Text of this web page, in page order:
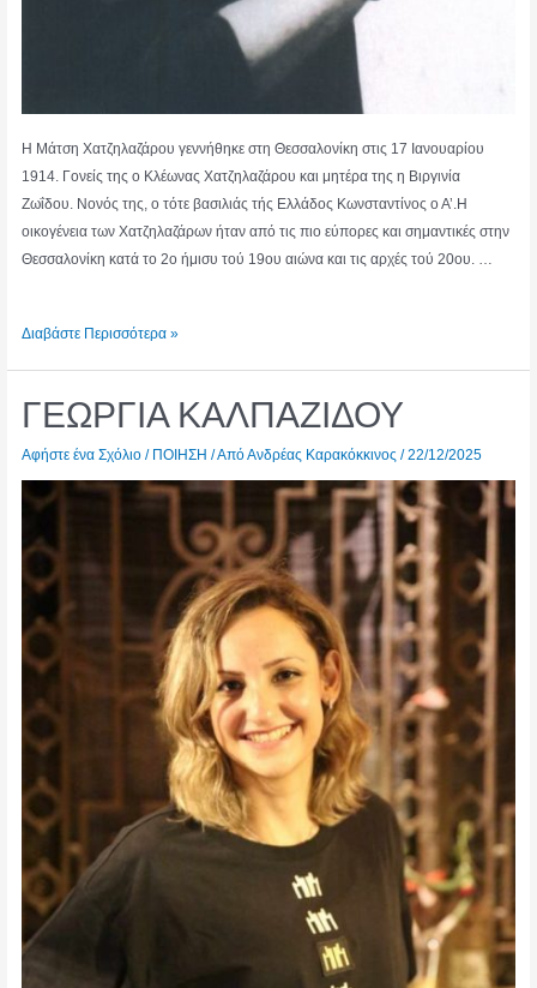
Η Μάτση Χατζηλαζάρου γεννήθηκε στη Θεσσαλονίκη στις 17 Ιανουαρίου
1914. Γονείς της ο Κλέωνας Χατζηλαζάρου και μητέρα της η Βιργινία
Ζωΐδου. Νονός της, ο τότε βασιλιάς τής Ελλάδος Κωνσταντίνος ο Α’.Η
οικογένεια των Χατζηλαζάρων ήταν από τις πιο εύπορες και σημαντικές στην
Θεσσαλονίκη κατά το 2ο ήμισυ τού 19ου αιώνα και τις αρχές τού 20ου. …
ΜΑΤΣΗ
Διαβάστε Περισσότερα »
ΓΕΩΡΓΙΑ ΚΑΛΠΑΖΙΔΟΥ
Αφήστε ένα Σχόλιο / ΠΟΙΗΣΗ / ΑπόΑνδρέας Καρακόκκινος /22/12/2025